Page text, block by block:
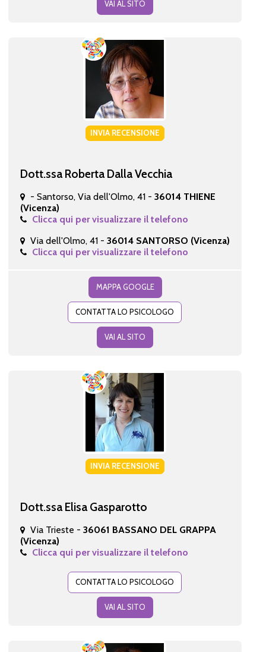
VAI AL SITO
INVIA RECENSIONE
Dott.ssa Roberta Dalla Vecchia
- Santorso, Via dell'Olmo, 41 - 36014 THIENE
(Vicenza)
Clicca qui per visualizzare il telefono
Via dell'Olmo, 41 - 36014 SANTORSO (Vicenza)
Clicca qui per visualizzare il telefono
MAPPA GOOGLE
CONTATTA LO PSICOLOGO
VAI AL SITO
INVIA RECENSIONE
Dott.ssa Elisa Gasparotto
Via Trieste - 36061 BASSANO DEL GRAPPA
(Vicenza)
Clicca qui per visualizzare il telefono
CONTATTA LO PSICOLOGO
VAI AL SITO